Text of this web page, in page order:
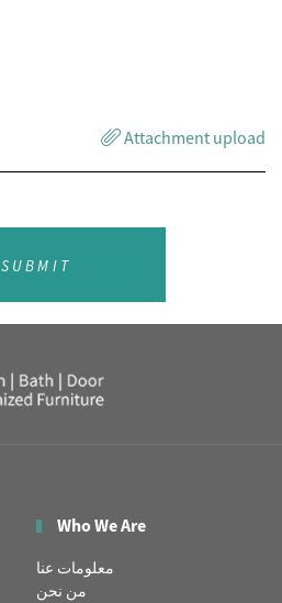
Attachment upload
SUBMIT
Who We Are
معلومات عنا
من نحن